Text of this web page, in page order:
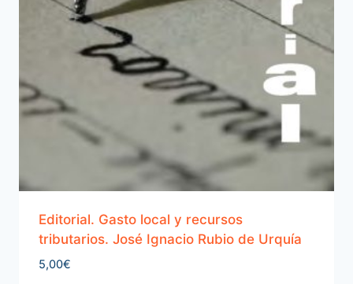
Editorial. Gasto local y recursos
tributarios. José Ignacio Rubio de Urquía
5,00€